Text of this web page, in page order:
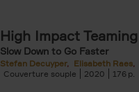
High Impact Teaming
Slow Down to Go Faster
Stefan Decuyper Elisabeth Raes
Couverture souple
2020 176